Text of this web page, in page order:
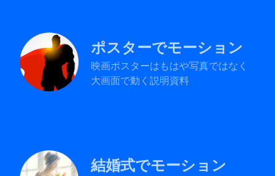
ポスターでモーション
映画ポスターはもはや写真ではなく
大画面で動く説明資料
結婚式でモーション